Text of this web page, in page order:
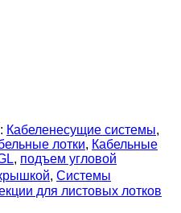
Кабеленесущие системы,
лотки, Кабельные
, подъем угловой
, Системы
для листовых лотков